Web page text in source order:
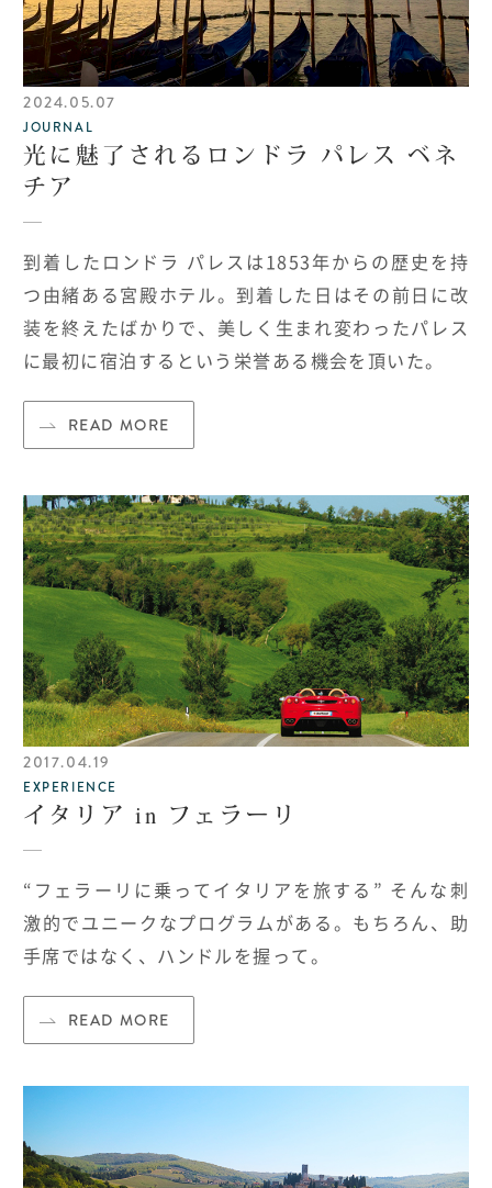
2024.05.07
JOURNAL
光に魅了されるロンドラ パレス ベネ
チア
到着したロンドラ パレスは 1853年からの歴史を持
つ由緒ある宮殿ホテル。到着した日はその前日に改
装を終えたばかりで、美しく生まれ変わったパレス
に最初に宿泊するという栄誉ある機会を頂いた。
READ MORE
2017.04.19
EXPERIENCE
イタリア in フェラーリ
“フェラーリに乗ってイタリアを旅する” そんな刺
激的でユニークなプログラムがある。もちろん、助
手席ではなく、ハンドルを握って。
READ MORE